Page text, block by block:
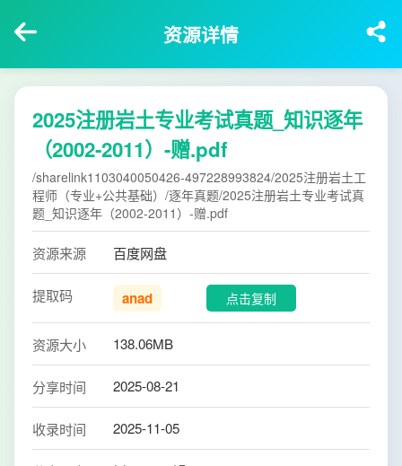
资源详情
2025注册岩土专业考试真题_知识逐年
（2002-2011）-赠.pdf
/sharelink1103040050426-497228993824/2025注册岩土工
程师（专业+公共基础）/逐年真题/2025注册岩土专业考试真
题_知识逐年（2002-2011）-赠.pdf
资源来源 百度网盘
提取码 anad 点击复制
资源大小 138.06MB
分享时间 2025-08-21
收录时间 2025-11-05